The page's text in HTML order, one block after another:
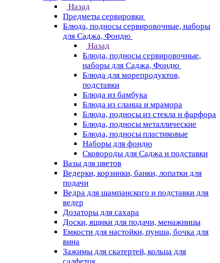
Назад
Предметы сервировки
Блюда, подносы сервировочные, наборы
для Саджа, Фондю
Назад
Блюда, подносы сервировочные,
наборы для Саджа, Фондю
Блюда для морепродуктов,
подставки
Блюда из бамбука
Блюда из сланца и мрамора
Блюда, подносы из стекла и фарфора
Блюда, подносы металлические
Блюда, подносы пластиковые
Наборы для фондю
Сковороды для Саджа и подставки
Вазы для цветов
Ведерки, корзинки, банки, лопатки для
подачи
Ведра для шампанского и подставки для
ведер
Дозаторы для сахара
Доски, ящики для подачи, менажницы
Емкости для настойки, пунша, бочка для
вина
Зажимы для скатертей, кольца для